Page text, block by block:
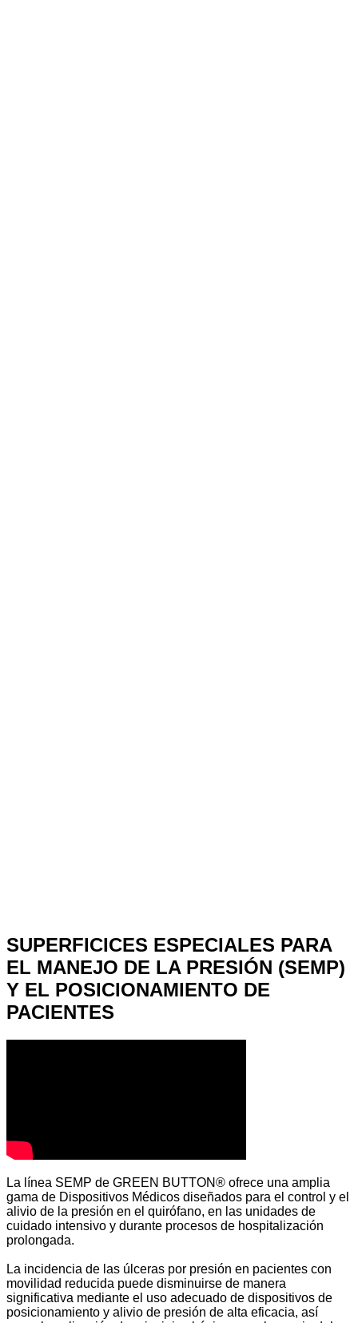
SUPERFICICES ESPECIALES PARA
EL MANEJO DE LA PRESIÓN (SEMP)
Y EL POSICIONAMIENTO DE
PACIENTES
La línea SEMP de GREEN BUTTON® ofrece una amplia
gama de Dispositivos Médicos diseñados para el control y el
alivio de la presión en el quirófano, en las unidades de
cuidado intensivo y durante procesos de hospitalización
prolongada.
La incidencia de las úlceras por presión en pacientes con
movilidad reducida puede disminuirse de manera
significativa mediante el uso adecuado de dispositivos de
posicionamiento y alivio de presión de alta eficacia, así